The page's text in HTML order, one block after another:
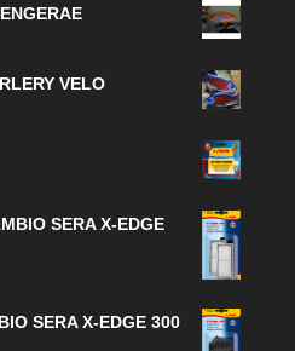
VELO
SERA X-EDGE
SERA X-EDGE 300